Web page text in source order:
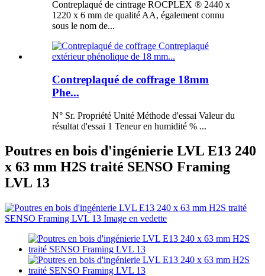
Contreplaqué de cintrage ROCPLEX ® 2440 x
1220 x 6 mm de qualité AA, également connu
sous le nom de...
Contreplaqué de coffrage 18mm
Phe...
N° Sr. Propriété Unité Méthode d'essai Valeur du
résultat d'essai 1 Teneur en humidité % ...
Poutres en bois d'ingénierie LVL E13 240
x 63 mm H2S traité SENSO Framing
LVL 13